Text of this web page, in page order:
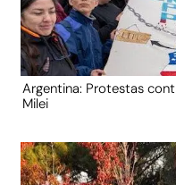
Argentina: Protestas
Milei